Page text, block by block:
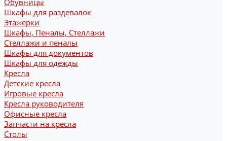
Обувницы
Шкафы для раздевалок
Этажерки
Шкафы, Пеналы, Стеллажи
Стеллажи и пеналы
Шкафы для документов
Шкафы для одежды
Кресла
Детские кресла
Игровые кресла
Кресла руководителя
Офисные кресла
Запчасти на кресла
Столы